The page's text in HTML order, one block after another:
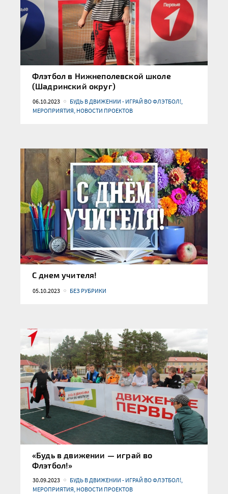
Флэтбол в Нижнеполевской школе
(Шадринский округ)
06.10.2023
БУДЬ В ДВИЖЕНИИ - ИГРАЙ ВО ФЛЭТБОЛ!,
МЕРОПРИЯТИЯ, НОВОСТИ ПРОЕКТОВ
С днем учителя!
05.10.2023 БЕЗ РУБРИКИ
«Будь в движении — играй во
Флэтбол!»
30.09.2023
БУДЬ В ДВИЖЕНИИ - ИГРАЙ ВО ФЛЭТБОЛ!,
МЕРОПРИЯТИЯ, НОВОСТИ ПРОЕКТОВ